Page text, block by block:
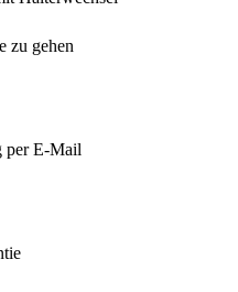
zu gehen
per E-Mail